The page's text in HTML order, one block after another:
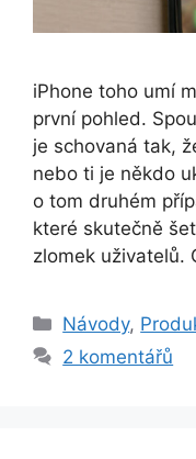
iPhone toho umí
první pohled.
je schovaná tak,
nebo ti je někdo
o tom druhém
které skutečně
zlomek uživatelů.
Rubriky
Návody,
2 komentářů